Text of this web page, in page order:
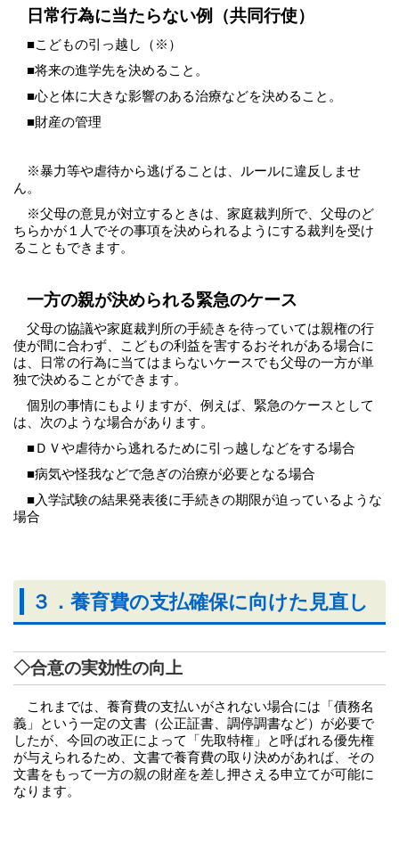
日常行為に当たらない例（共同行使）
■こどもの引っ越し（※）
■将来の進学先を決めること。
■心と体に大きな影響のある治療などを決めること。
■財産の管理
※暴力等や虐待から逃げることは、ルールに違反しませ
ん。
※父母の意見が対立するときは、家庭裁判所で、父母のど
ちらかが１人でその事項を決められるようにする裁判を受け
ることもできます。
一方の親が決められる緊急のケース
父母の協議や家庭裁判所の手続きを待っていては親権の行
使が間に合わず、こどもの利益を害するおそれがある場合に
は、日常の行為に当てはまらないケースでも父母の一方が単
独で決めることができます。
個別の事情にもよりますが、例えば、緊急のケースとして
は、次のような場合があります。
■ＤＶや虐待から逃れるために引っ越しなどをする場合
■病気や怪我などで急ぎの治療が必要となる場合
■入学試験の結果発表後に手続きの期限が迫っているような
場合
３．養育費の支払確保に向けた見直し
◇合意の実効性の向上
これまでは、養育費の支払いがされない場合には「債務名
義」という一定の文書（公正証書、調停調書など）が必要で
したが、今回の改正によって「先取特権」と呼ばれる優先権
が与えられるため、文書で養育費の取り決めがあれば、その
文書をもって一方の親の財産を差し押さえる申立てが可能に
なります。